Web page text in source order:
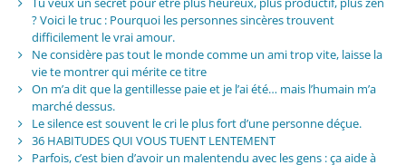
? Voici le truc : Pourquoi les personnes sincères trouvent
difficilement le vrai amour.
Ne considère pas tout le monde comme un ami trop vite, laisse la
vie te montrer qui mérite ce titre
On m’a dit que la gentillesse paie et je l’ai été… mais l’humain m’a
marché dessus.
Le silence est souvent le cri le plus fort d’une personne déçue.
36 HABITUDES QUI VOUS TUENT LENTEMENT
Parfois, c’est bien d’avoir un malentendu avec les gens : ça aide à